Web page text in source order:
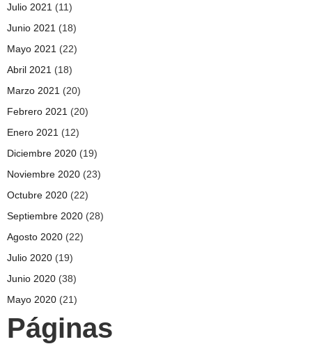
Julio 2021 (11)
Junio 2021 (18)
Mayo 2021 (22)
Abril 2021 (18)
Marzo 2021 (20)
Febrero 2021 (20)
Enero 2021 (12)
Diciembre 2020 (19)
Noviembre 2020 (23)
Octubre 2020 (22)
Septiembre 2020 (28)
Agosto 2020 (22)
Julio 2020 (19)
Junio 2020 (38)
Mayo 2020 (21)
Páginas